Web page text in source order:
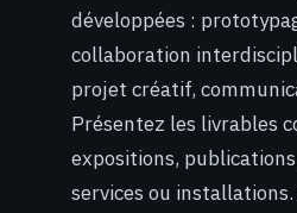
développées :
collaboration
projet créatif,
Présentez les livrables
expositions,
services ou installations.